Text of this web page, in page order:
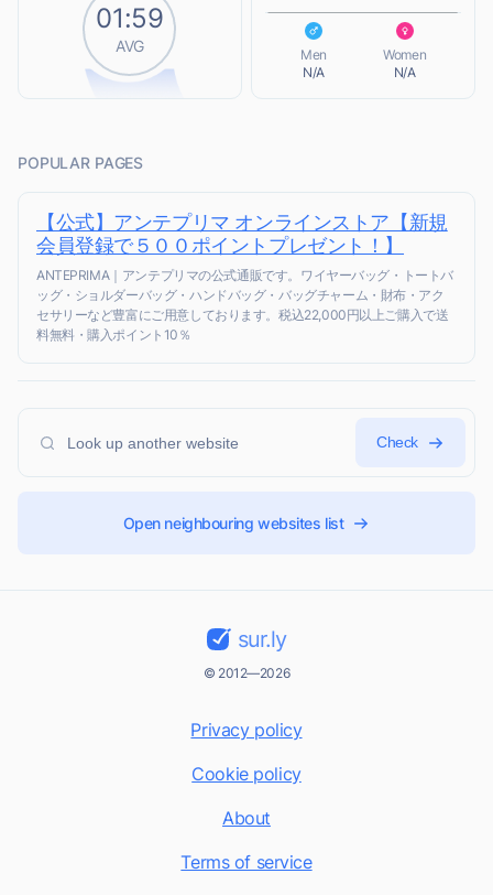
01:59
AVG
Men
N/A
Women
N/A
POPULAR PAGES
【公式】アンテプリマ オンラインストア【新規
会員登録で５００ポイントプレゼント！】
ANTEPRIMA｜アンテプリマの公式通販です。ワイヤーバッグ・トートバ
ッグ・ショルダーバッグ・ハンドバッグ・バッグチャーム・財布・アク
セサリーなど豊富にご用意しております。税込22,000円以上ご購入で送
料無料・購入ポイント10％
Check
Open neighbouring websites list
sur.ly
© 2012—2026
Privacy policy
Cookie policy
About
Terms of service